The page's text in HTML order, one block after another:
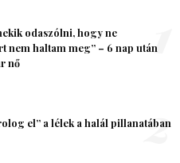
odaszólni, hogy ne
nem haltam meg” – 6 nap után
nő
1
el” a lélek a halál pillanatában
2